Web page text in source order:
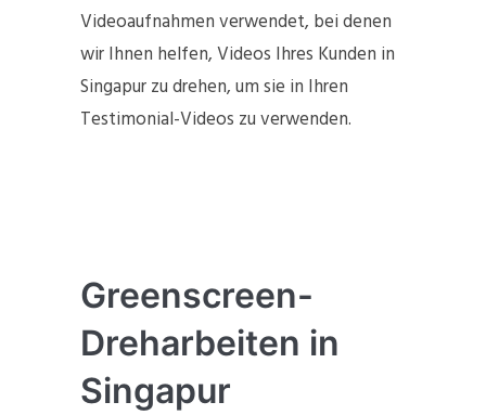
Videoaufnahmen verwendet, bei denen
wir Ihnen helfen, Videos Ihres Kunden in
Singapur zu drehen, um sie in Ihren
Testimonial-Videos zu verwenden.
Greenscreen-
Dreharbeiten in
Singapur